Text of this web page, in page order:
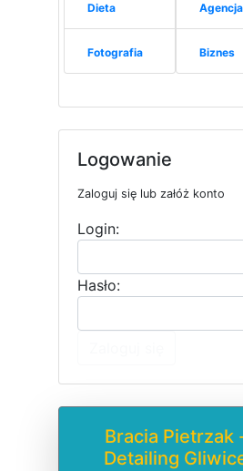
Dieta
Fotografia
Agencja
Biznes
Logowanie
Zaloguj się lub załóż konto
Login:
Hasło:
Bracia Pietrzak
Detailing